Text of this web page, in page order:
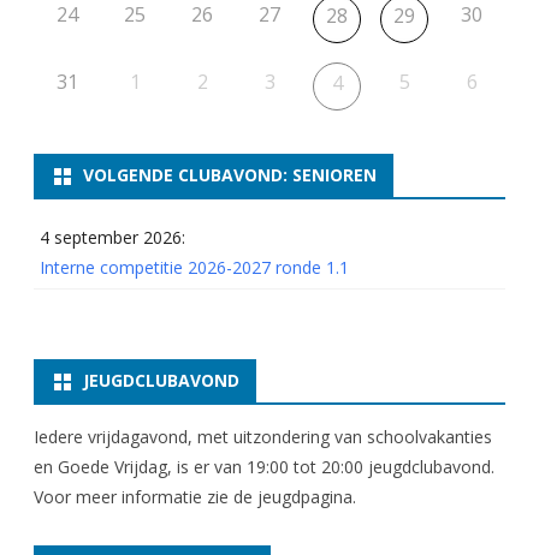
24 25 26 27 28 29 30
31 1 2 3 4 5 6
VOLGENDE CLUBAVOND: SENIOREN
4 september 2026:
Interne competitie 2026-2027 ronde 1.1
JEUGDCLUBAVOND
Iedere vrijdagavond, met uitzondering van schoolvakanties
en Goede Vrijdag, is er van 19:00 tot 20:00 jeugdclubavond.
Voor meer informatie zie de jeugdpagina.